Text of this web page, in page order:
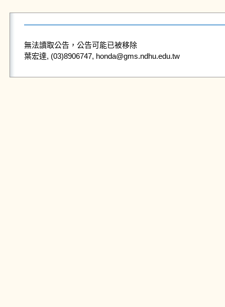
無法讀取公告，公告可能已被移除
葉宏達, (03)8906747, honda@gms.ndhu.edu.tw